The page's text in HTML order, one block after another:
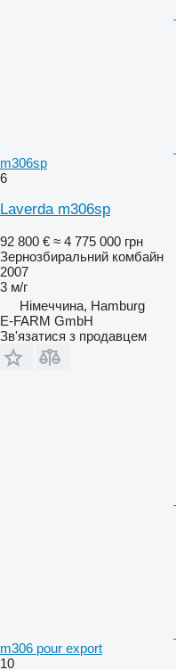
m306sp
6
Laverda m306sp
92 800 € ≈ 4 775 000 грн
Зернозбиральний комбайн
2007
3 м/г
Німеччина, Hamburg
E-FARM GmbH
Зв'язатися з продавцем
m306 pour export
10